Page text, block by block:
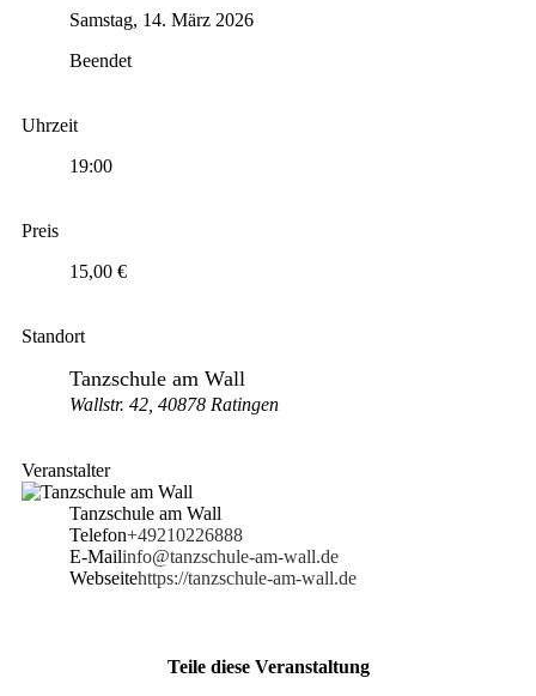
Samstag, 14. März 2026
Beendet
Uhrzeit
19:00
Preis
15,00 €
Standort
Tanzschule am Wall
Wallstr. 42, 40878 Ratingen
Veranstalter
Tanzschule am Wall
Telefon+49210226888
E-Mailinfo@tanzschule-am-wall.de
Webseitehttps://tanzschule-am-wall.de
Teile diese Veranstaltung